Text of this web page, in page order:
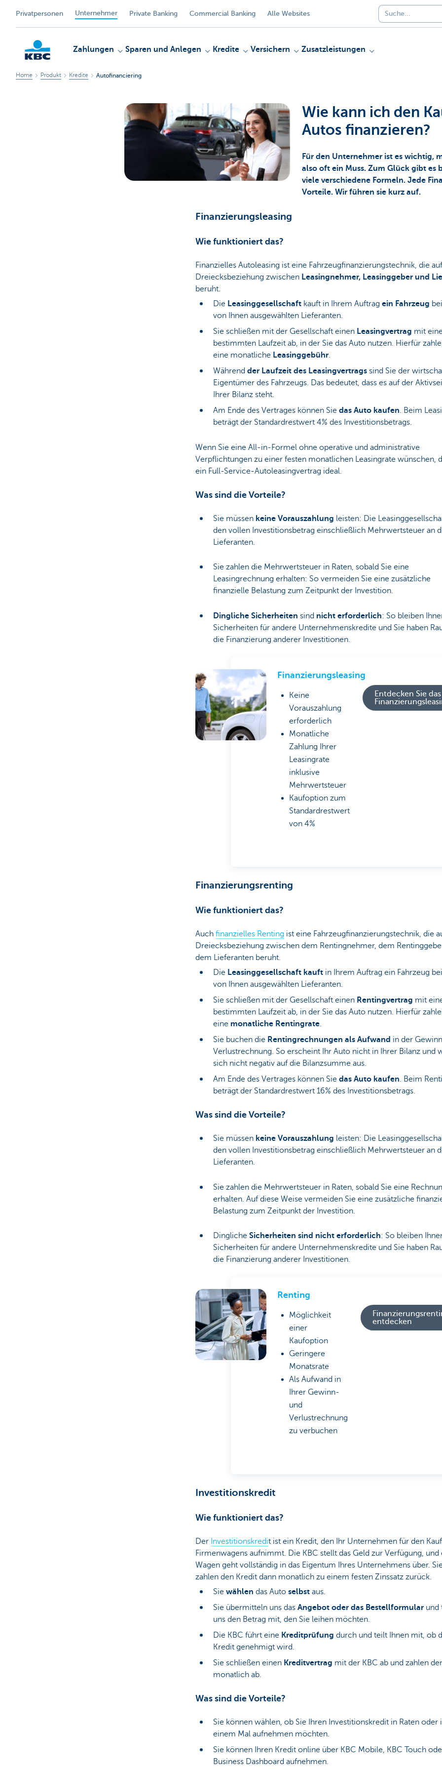
Privatpersonen Unternehmer Private Banking Commercial Banking Alle Websites
Zahlungen Sparen und Anlegen Kredite Versichern Zusatzleistungen
Home Produkt Kredite Autofinanciering
Wie kann ich den
Autos finanzieren?
Für den Unternehmer ist es wichtig,
also oft ein Muss. Zum Glück gibt es
viele verschiedene Formeln. Jede
Vorteile. Wir führen sie kurz auf.
Finanzierungsleasing
Wie funktioniert das?
Finanzielles Autoleasing ist eine Fahrzeugfinanzierungstechnik, die
Dreiecksbeziehung zwischen Leasingnehmer, Leasinggeber und
beruht.
Die Leasinggesellschaftkauft in Ihrem Auftrag ein Fahrzeug
von Ihnen ausgewählten Lieferanten.
Sie schließen mit der Gesellschaft einen Leasingvertrag mit
bestimmten Laufzeit ab, in der Sie das Auto nutzen. Hierfür
eine monatliche Leasinggebühr.
Während der Laufzeit des Leasingvertragssind Sie der
Eigentümer des Fahrzeugs. Das bedeutet, dass es auf der
Ihrer Bilanz steht.
Am Ende des Vertrages können Sie das Auto kaufen. Beim
beträgt der Standardrestwert 4% des Investitionsbetrags.
Wenn Sie eine All-in-Formel ohne operative und administrative
Verpflichtungen zu einer festen monatlichen Leasingrate wünschen,
ein Full-Service-Autoleasingvertrag ideal.
Was sind die Vorteile?
Sie müssen keine Vorauszahlung leisten: Die
den vollen Investitionsbetrag einschließlich Mehrwertsteuer an
Lieferanten.
Sie zahlen die Mehrwertsteuer in Raten, sobald Sie eine
Leasingrechnung erhalten: So vermeiden Sie eine zusätzliche
finanzielle Belastung zum Zeitpunkt der Investition.
Dingliche Sicherheiten sind nicht erforderlich: So bleiben
Sicherheiten für andere Unternehmenskredite und Sie haben
die Finanzierung anderer Investitionen.
Finanzierungsleasing
Keine
Vorauszahlung
erforderlich
Monatliche
Zahlung Ihrer
Leasingrate
inklusive
Mehrwertsteuer
Kaufoption zum
Standardrestwert
von 4%
Entdecken Sie das
Finanzierungsrenting
Wie funktioniert das?
Auch finanzielles Renting ist eine Fahrzeugfinanzierungstechnik, die
Dreiecksbeziehung zwischen dem Rentingnehmer, dem
dem Lieferanten beruht.
Die Leasinggesellschaft kauftin Ihrem Auftrag ein Fahrzeug
von Ihnen ausgewählten Lieferanten.
Sie schließen mit der Gesellschaft einenRentingvertrag mit
bestimmten Laufzeit ab, in der Sie das Auto nutzen. Hierfür
eine monatliche Rentingrate.
Sie buchen die Rentingrechnungen als Aufwand in der
Verlustrechnung. So erscheint Ihr Auto nicht in Ihrer Bilanz und
sich nicht negativ auf die Bilanzsumme aus.
Am Ende des Vertrages können Sie das Auto kaufen. Beim
beträgt der Standardrestwert 16% des Investitionsbetrags.
Was sind die Vorteile?
Sie müssen keine Vorauszahlung leisten: Die
den vollen Investitionsbetrag einschließlich Mehrwertsteuer an
Lieferanten.
Sie zahlen die Mehrwertsteuer in Raten, sobald Sie eine
erhalten. Auf diese Weise vermeiden Sie eine zusätzliche
Belastung zum Zeitpunkt der Investition.
Dingliche Sicherheiten sind nicht erforderlich: So bleiben
Sicherheiten für andere Unternehmenskredite und Sie haben
die Finanzierung anderer Investitionen.
Renting
Möglichkeit
einer
Kaufoption
Geringere
Monatsrate
Als Aufwand in
Ihrer Gewinn-
und
Verlustrechnung
zu verbuchen
entdecken
Investitionskredit
Wie funktioniert das?
Der Investitionskredit ist ein Kredit, den Ihr Unternehmen für den
Firmenwagens aufnimmt. Die KBC stellt das Geld zur Verfügung, und
Wagen geht vollständig in das Eigentum Ihres Unternehmens über.
zahlen den Kredit dann monatlich zu einem festen Zinssatz zurück.
Sie wählen das Auto selbst aus.
Sie übermitteln uns das Angebot oder das Bestellformular und
uns den Betrag mit, den Sie leihen möchten.
Die KBC führt eine Kreditprüfung durch und teilt Ihnen mit, ob
Kredit genehmigt wird.
Sie schließen einenKreditvertrag mit der KBC ab und zahlen
monatlich ab.
Was sind die Vorteile?
Sie können wählen, ob Sie Ihren Investitionskredit in Raten oder
einem Mal aufnehmen möchten.
Sie können Ihren Kredit online über KBC Mobile, KBC Touch
Business Dashboard aufnehmen.